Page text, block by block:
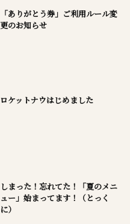
「ありがとう券」ご利用ルール変
更のお知らせ
ロケットナウはじめました
しまった！忘れてた！「夏のメニ
ュー」始まってます！（とっく
に）